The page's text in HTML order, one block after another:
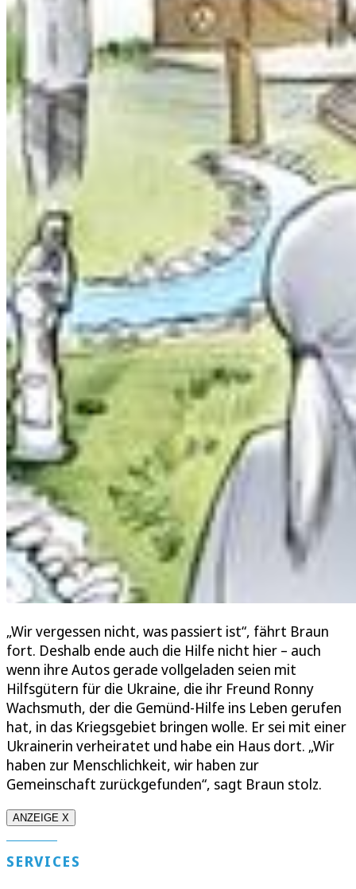
„Wir vergessen nicht, was passiert ist“, fährt Braun
fort. Deshalb ende auch die Hilfe nicht hier – auch
wenn ihre Autos gerade vollgeladen seien mit
Hilfsgütern für die Ukraine, die ihr Freund Ronny
Wachsmuth, der die Gemünd-Hilfe ins Leben gerufen
hat, in das Kriegsgebiet bringen wolle. Er sei mit einer
Ukrainerin verheiratet und habe ein Haus dort. „Wir
haben zur Menschlichkeit, wir haben zur
Gemeinschaft zurückgefunden“, sagt Braun stolz.
ANZEIGE X
SERVICES